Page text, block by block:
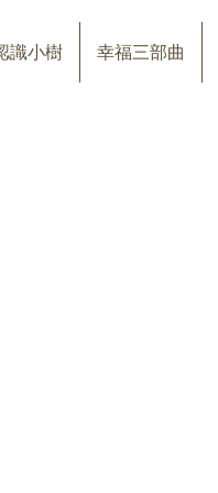
識小樹 幸福三部曲